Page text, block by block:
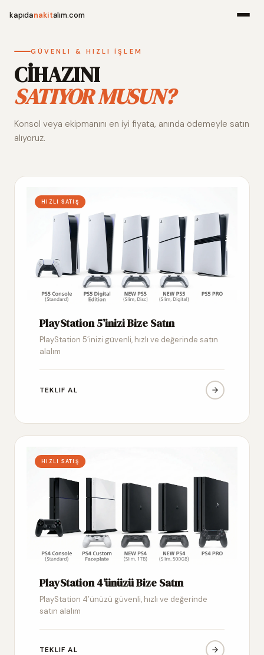
kapıdanakitalım.com
Alım
GÜVENLI & HIZLI İŞLEM
CİHAZINI
SATIYOR MUSUN?
Konsol veya ekipmanını en iyi fiyata, anında ödemeyle satın
alıyoruz.
HIZLI SATIŞ
PlayStation 5’inizi Bize Satın
PlayStation 5’inizi güvenli, hızlı ve değerinde satın
alalım
TEKLIF AL
HIZLI SATIŞ
PlayStation 4’ünüzü Bize Satın
PlayStation 4’ünüzü güvenli, hızlı ve değerinde
satın alalım
TEKLIF AL